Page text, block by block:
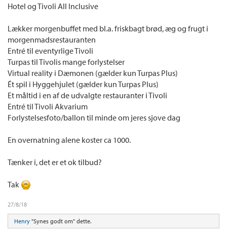
Hotel og Tivoli All Inclusive
Lækker morgenbuffet med bl.a. friskbagt brød, æg og frugt i
morgenmadsrestauranten
Entré til eventyrlige Tivoli
Turpas til Tivolis mange forlystelser
Virtual reality i Dæmonen (gælder kun Turpas Plus)
Ét spil i Hyggehjulet (gælder kun Turpas Plus)
Et måltid i en af de udvalgte restauranter i Tivoli
Entré til Tivoli Akvarium
Forlystelsesfoto/ballon til minde om jeres sjove dag
En overnatning alene koster ca 1000.
Tænker i, det er et ok tilbud?
Tak
27/8/18
Henry "Synes godt om" dette.